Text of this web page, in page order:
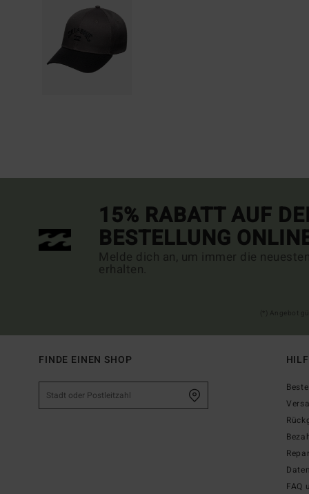
15% RABATT AUF
BESTELLUNG
Melde dich an, um immer die
erhalten.
FINDE EINEN SHOP
FAQ